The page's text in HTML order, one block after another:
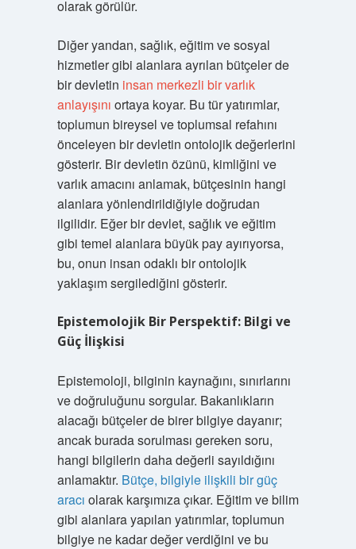
olarak görülür.
Diğer yandan, sağlık, eğitim ve sosyal
hizmetler gibi alanlara ayrılan bütçeler de
bir devletin insan merkezli bir varlık
anlayışını ortaya koyar. Bu tür yatırımlar,
toplumun bireysel ve toplumsal refahını
önceleyen bir devletin ontolojik değerlerini
gösterir. Bir devletin özünü, kimliğini ve
varlık amacını anlamak, bütçesinin hangi
alanlara yönlendirildiğiyle doğrudan
ilgilidir. Eğer bir devlet, sağlık ve eğitim
gibi temel alanlara büyük pay ayırıyorsa,
bu, onun insan odaklı bir ontolojik
yaklaşım sergilediğini gösterir.
Epistemolojik Bir Perspektif: Bilgi ve
Güç İlişkisi
Epistemoloji, bilginin kaynağını, sınırlarını
ve doğruluğunu sorgular. Bakanlıkların
alacağı bütçeler de birer bilgiye dayanır;
ancak burada sorulması gereken soru,
hangi bilgilerin daha değerli sayıldığını
anlamaktır. Bütçe, bilgiyle ilişkili bir güç
aracı olarak karşımıza çıkar. Eğitim ve bilim
gibi alanlara yapılan yatırımlar, toplumun
bilgiye ne kadar değer verdiğini ve bu